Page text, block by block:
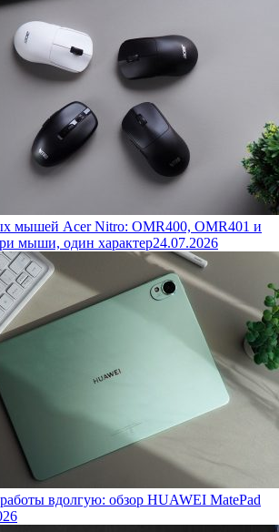
мышей Acer Nitro: OMR400, OMR401 и
мыши, один характер24.07.2026
вдолгую: обзор HUAWEI MatePad